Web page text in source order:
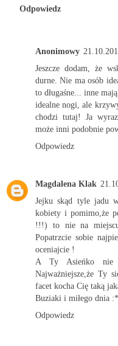
Odpowiedz
Anonimowy
Jeszcze dodam, że
durne. Nie ma osób
to długaśne... inne
idealne nogi, ale
chodzi tutaj! Ja
może inni podobnie
Odpowiedz
Magdalena Klak
Jejku skąd tyle jadu
kobiety i pomimo,że
!!!) to nie na
Popatrzcie sobie
oceniajcie !
A Ty Asieńko nie
Najważniejsze,że Ty
facet kocha Cię taką
Buziaki i miłego dnia :*
Odpowiedz